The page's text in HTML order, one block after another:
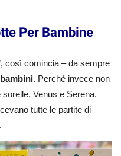
Per Bambine
così comincia – da sempre
. Perché invece non
sorelle, Venus e Serena,
tutte le partite di